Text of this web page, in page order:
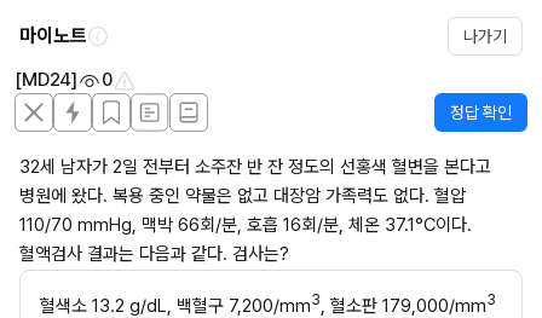
마이노트 나가기
[MD24] 0
정답 확인
32세 남자가 2일 전부터 소주잔 반 잔 정도의 선홍색 혈변을 본다고
병원에 왔다. 복용 중인 약물은 없고 대장암 가족력도 없다. 혈압
110/70 mmHg, 맥박 66회/분, 호흡 16회/분, 체온 37.1°C이다.
혈액검사 결과는 다음과 같다. 검사는?
혈색소 13.2 g/dL, 백혈구 7,200/mm3, 혈소판 179,000/mm3